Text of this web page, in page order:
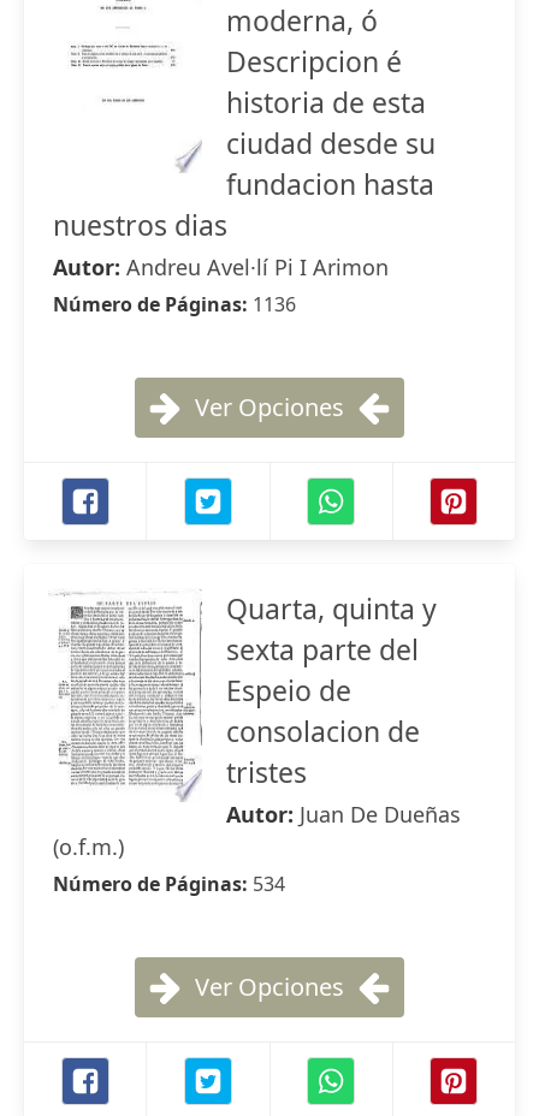
moderna, ó
Descripcion é
historia de esta
ciudad desde su
fundacion hasta
nuestros dias
Autor: Andreu Avel·lí Pi I Arimon
Número de Páginas: 1136
Ver Opciones
Quarta, quinta y
sexta parte del
Espeio de
consolacion de
tristes
Autor: Juan De Dueñas
(o.f.m.)
Número de Páginas: 534
Ver Opciones